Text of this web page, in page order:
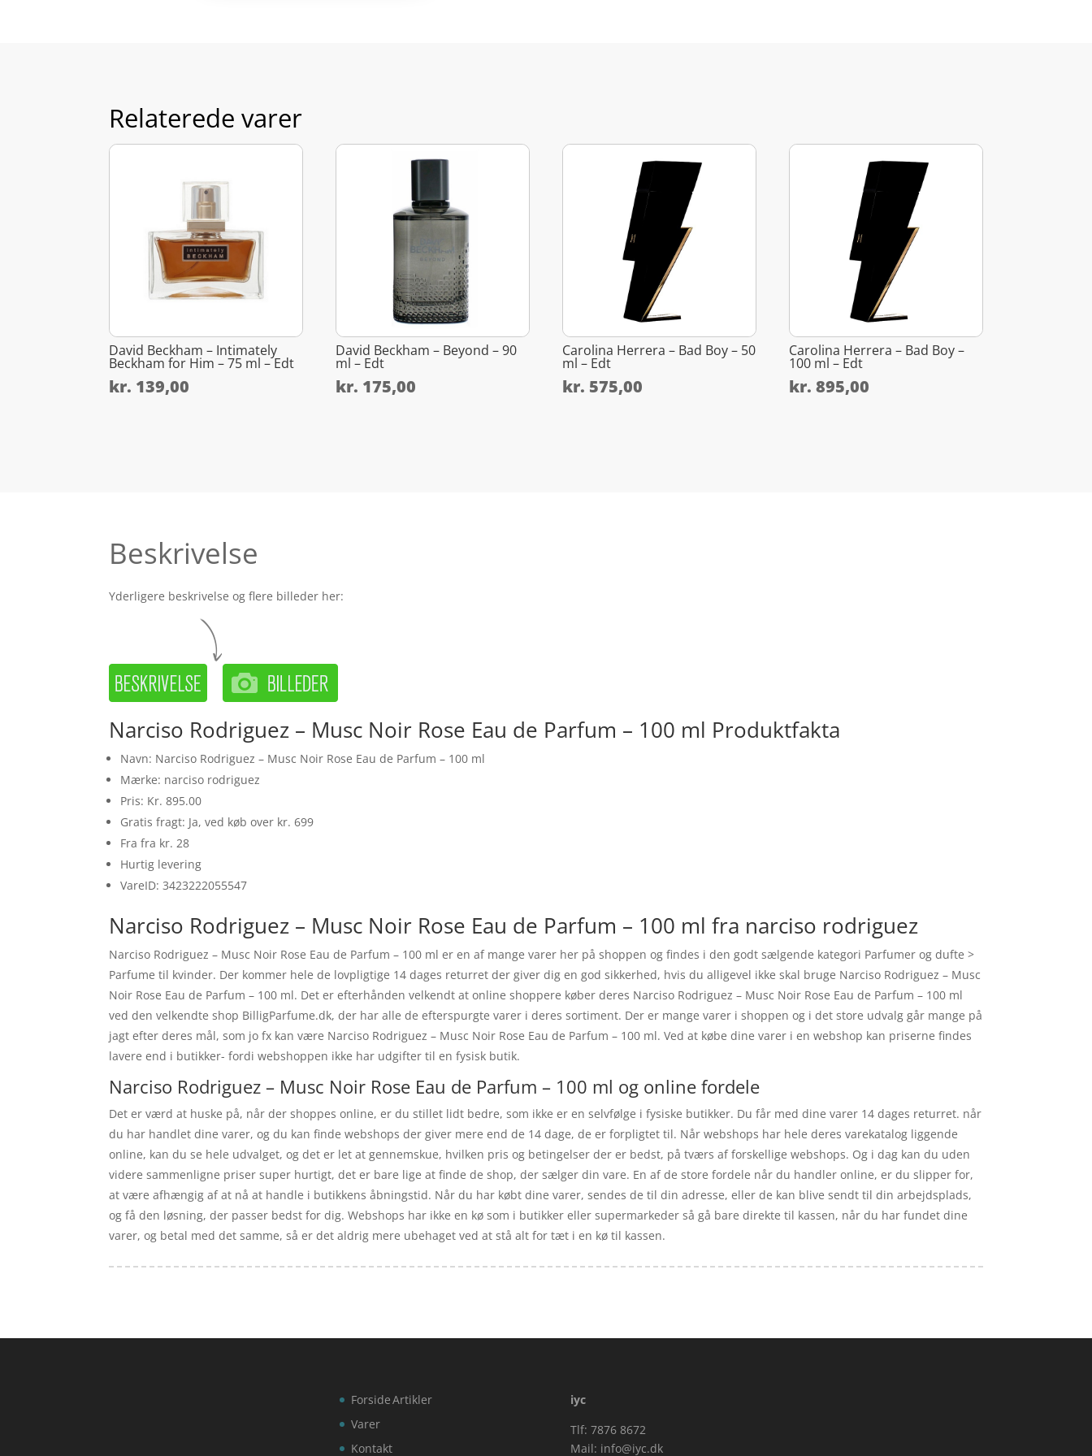
Relaterede varer
David Beckham – Intimately
Beckham for Him – 75 ml – Edt
kr. 139,00
David Beckham – Beyond – 90
ml – Edt
kr. 175,00
Carolina Herrera – Bad Boy – 50
ml – Edt
kr. 575,00
Carolina Herrera – Bad Boy –
100 ml – Edt
kr. 895,00
Beskrivelse
Yderligere beskrivelse og flere billeder her:
Narciso Rodriguez – Musc Noir Rose Eau de Parfum – 100 ml Produktfakta
Navn: Narciso Rodriguez – Musc Noir Rose Eau de Parfum – 100 ml
Mærke: narciso rodriguez
Pris: Kr. 895.00
Gratis fragt: Ja, ved køb over kr. 699
Fra fra kr. 28
Hurtig levering
VareID: 3423222055547
Narciso Rodriguez – Musc Noir Rose Eau de Parfum – 100 ml fra narciso rodriguez
Narciso Rodriguez – Musc Noir Rose Eau de Parfum – 100 ml er en af mange varer her på shoppen og findes i den godt sælgende kategori Parfumer og dufte >
Parfume til kvinder. Der kommer hele de lovpligtige 14 dages returret der giver dig en god sikkerhed, hvis du alligevel ikke skal bruge Narciso Rodriguez – Musc
Noir Rose Eau de Parfum – 100 ml. Det er efterhånden velkendt at online shoppere køber deres Narciso Rodriguez – Musc Noir Rose Eau de Parfum – 100 ml
ved den velkendte shop BilligParfume.dk, der har alle de efterspurgte varer i deres sortiment. Der er mange varer i shoppen og i det store udvalg går mange på
jagt efter deres mål, som jo fx kan være Narciso Rodriguez – Musc Noir Rose Eau de Parfum – 100 ml. Ved at købe dine varer i en webshop kan priserne findes
lavere end i butikker- fordi webshoppen ikke har udgifter til en fysisk butik.
Narciso Rodriguez – Musc Noir Rose Eau de Parfum – 100 ml og online fordele
Det er værd at huske på, når der shoppes online, er du stillet lidt bedre, som ikke er en selvfølge i fysiske butikker. Du får med dine varer 14 dages returret. når
du har handlet dine varer, og du kan finde webshops der giver mere end de 14 dage, de er forpligtet til. Når webshops har hele deres varekatalog liggende
online, kan du se hele udvalget, og det er let at gennemskue, hvilken pris og betingelser der er bedst, på tværs af forskellige webshops. Og i dag kan du uden
videre sammenligne priser super hurtigt, det er bare lige at finde de shop, der sælger din vare. En af de store fordele når du handler online, er du slipper for,
at være afhængig af at nå at handle i butikkens åbningstid. Når du har købt dine varer, sendes de til din adresse, eller de kan blive sendt til din arbejdsplads,
og få den løsning, der passer bedst for dig. Webshops har ikke en kø som i butikker eller supermarkeder så gå bare direkte til kassen, når du har fundet dine
varer, og betal med det samme, så er det aldrig mere ubehaget ved at stå alt for tæt i en kø til kassen.
Forside
Varer
Kontakt
Artikler
iyc
Tlf: 7876 8672
Mail: info@iyc.dk